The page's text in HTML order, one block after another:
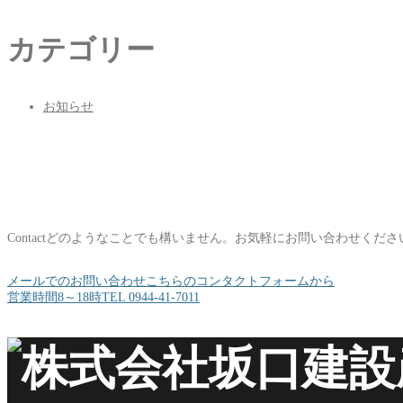
カテゴリー
お知らせ
Contactどのようなことでも構いません。お気軽にお問い合わせくださ
メールでのお問い合わせこちらのコンタクトフォームから
営業時間8～18時TEL 0944-41-7011